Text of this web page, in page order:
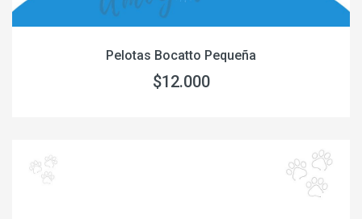
Pelotas Bocatto Pequeña
$12.000